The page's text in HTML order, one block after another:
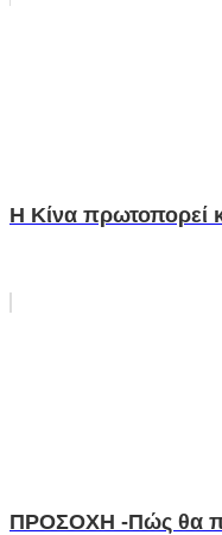
Η Κίνα πρωτοπορεί
ΠΡΟΣΟΧΗ -Πώς θα